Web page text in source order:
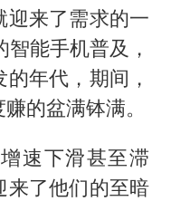
迎来了需求的一
能手机普及，
年代，期间，
的盆满钵满。
速下滑甚至滞
来了他们的至暗